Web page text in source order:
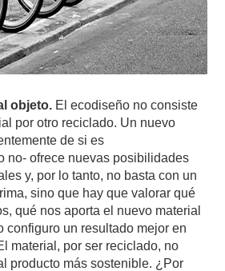
objeto. El ecodiseño no consiste
por otro reciclado. Un nuevo
de si es
no- ofrece nuevas posibilidades
y, por lo tanto, no basta con un
sino que hay que valorar qué
qué nos aporta el nuevo material
configuro un resultado mejor en
material, por ser reciclado, no
producto más sostenible. ¿Por